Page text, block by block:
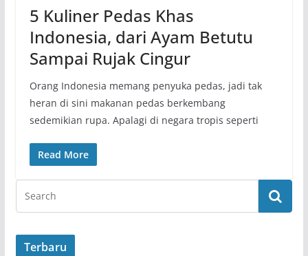
5 Kuliner Pedas Khas
Indonesia, dari Ayam Betutu
Sampai Rujak Cingur
Orang Indonesia memang penyuka pedas, jadi tak
heran di sini makanan pedas berkembang
sedemikian rupa. Apalagi di negara tropis seperti
Read More
Terbaru